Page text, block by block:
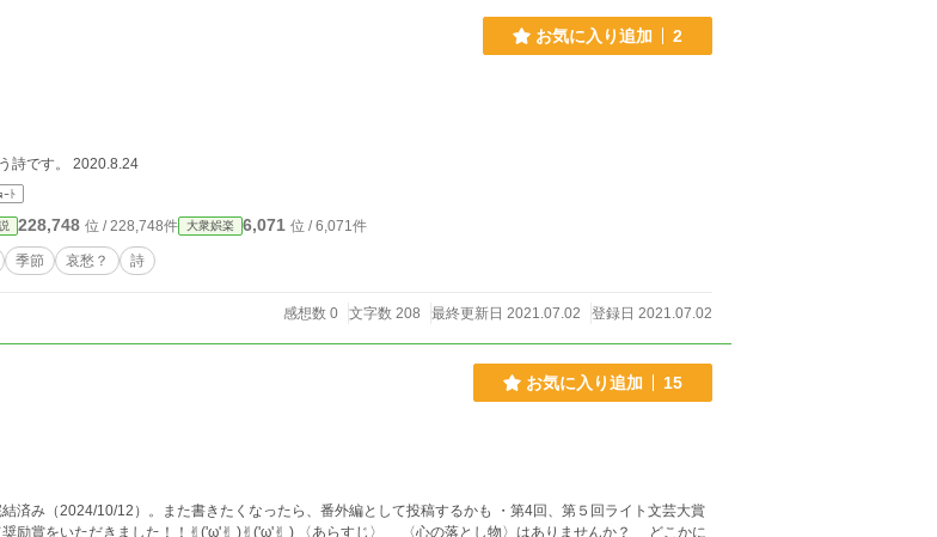
お気に入り追加 2
春と夏だけで……という詩です。 2020.8.24
ｰﾄ
228,748 位 / 228,748件 大衆娯楽 6,071 位 / 6,071件
季節 哀愁？ 詩
感想数 0 文字数 208 最終更新日 2021.07.02 登録日 2021.07.02
お気に入り追加 15
結済み（2024/10/12）。また書きたくなったら、番外編として投稿するかも ・第4回、第５回ライト文芸大賞
をいただきました！！✌︎('ω'✌︎ )✌︎('ω'✌︎ ) 〈あらすじ〉 〈心の落とし物〉はありませんか？ どこかに